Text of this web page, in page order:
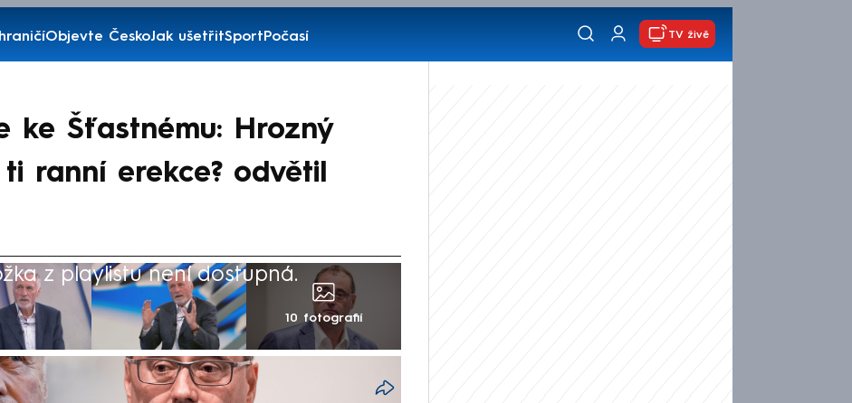
Objevte ČeskoJak ušetřitSportPočasí
TV živě
ke Šťastnému: Hrozný
ranní erekce? odvětil
z playlistu není dostupná.
10 fotografií